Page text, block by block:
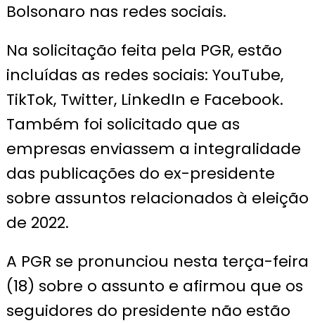
Bolsonaro nas redes sociais.
Na solicitação feita pela PGR, estão
incluídas as redes sociais: YouTube,
TikTok, Twitter, LinkedIn e Facebook.
Também foi solicitado que as
empresas enviassem a integralidade
das publicações do ex-presidente
sobre assuntos relacionados à eleição
de 2022.
A PGR se pronunciou nesta terça-feira
(18) sobre o assunto e afirmou que os
seguidores do presidente não estão